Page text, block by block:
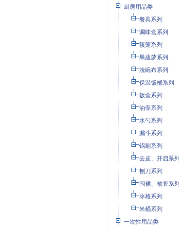
厨房用品类
餐具系列
调味盒系列
筷笼系列
果蔬萝系列
洗碗布系列
保温饭桶系列
饭盒系列
油壶系列
水勺系列
漏斗系列
锅刷系列
去皮、开启系列
刨刀系列
围裙、袖套系列
冰格系列
米桶系列
一次性用品类